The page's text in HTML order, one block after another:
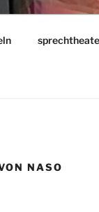
NASO